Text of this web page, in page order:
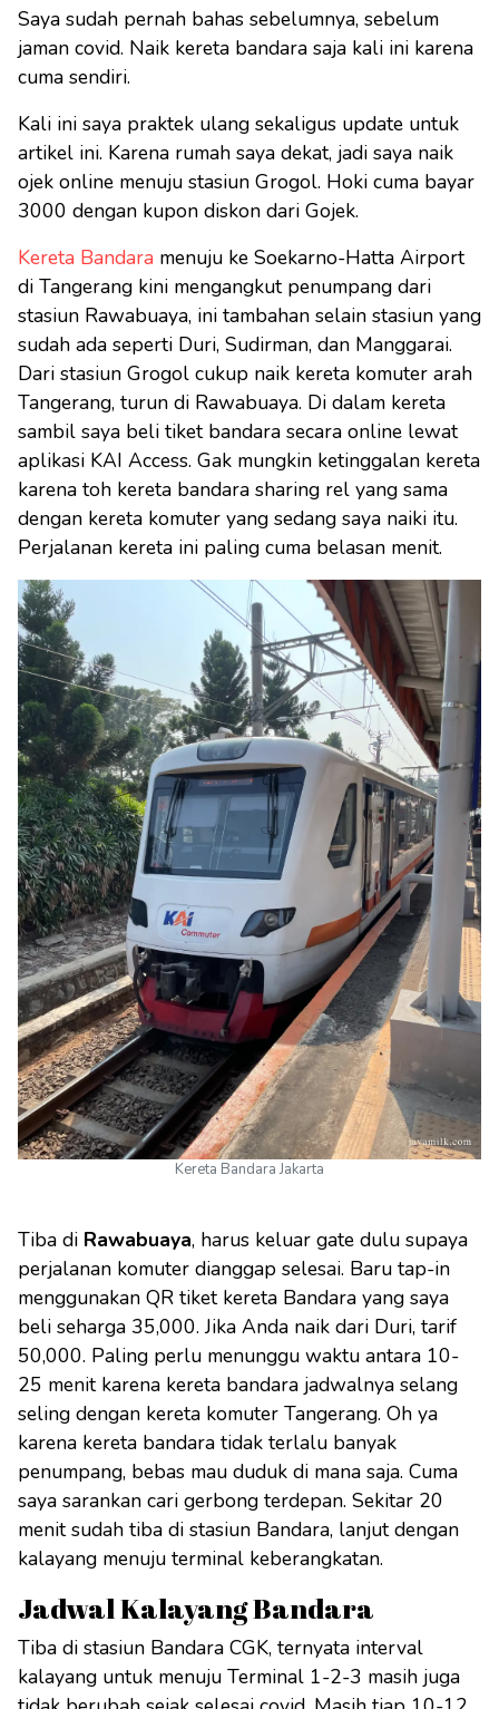
Saya sudah pernah bahas sebelumnya, sebelum
jaman covid. Naik kereta bandara saja kali ini karena
cuma sendiri.
Kali ini saya praktek ulang sekaligus update untuk
artikel ini. Karena rumah saya dekat, jadi saya naik
ojek online menuju stasiun Grogol. Hoki cuma bayar
3000 dengan kupon diskon dari Gojek.
Kereta Bandara menuju ke Soekarno-Hatta Airport
di Tangerang kini mengangkut penumpang dari
stasiun Rawabuaya, ini tambahan selain stasiun yang
sudah ada seperti Duri, Sudirman, dan Manggarai.
Dari stasiun Grogol cukup naik kereta komuter arah
Tangerang, turun di Rawabuaya. Di dalam kereta
sambil saya beli tiket bandara secara online lewat
aplikasi KAI Access. Gak mungkin ketinggalan kereta
karena toh kereta bandara sharing rel yang sama
dengan kereta komuter yang sedang saya naiki itu.
Perjalanan kereta ini paling cuma belasan menit.
Kereta Bandara Jakarta
Tiba di Rawabuaya, harus keluar gate dulu supaya
perjalanan komuter dianggap selesai. Baru tap-in
menggunakan QR tiket kereta Bandara yang saya
beli seharga 35,000. Jika Anda naik dari Duri, tarif
50,000. Paling perlu menunggu waktu antara 10-
25 menit karena kereta bandara jadwalnya selang
seling dengan kereta komuter Tangerang. Oh ya
karena kereta bandara tidak terlalu banyak
penumpang, bebas mau duduk di mana saja. Cuma
saya sarankan cari gerbong terdepan. Sekitar 20
menit sudah tiba di stasiun Bandara, lanjut dengan
kalayang menuju terminal keberangkatan.
Jadwal Kalayang Bandara
Tiba di stasiun Bandara CGK, ternyata interval
kalayang untuk menuju Terminal 1-2-3 masih juga